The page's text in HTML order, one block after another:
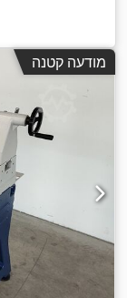
מודעה קטנה